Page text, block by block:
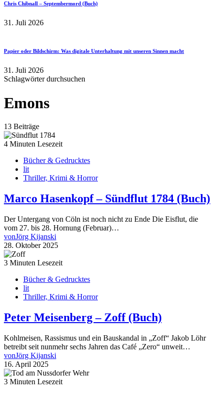
Chris Chibnall – Septembermord (Buch)
31. Juli 2026
Papier oder Bildschirm: Was digitale Unterhaltung mit unseren Sinnen macht
31. Juli 2026
Schlagwörter durchsuchen
Emons
13 Beiträge
4 Minuten Lesezeit
Bücher & Gedrucktes
lit
Thriller, Krimi & Horror
Marco Hasenkopf – Sündflut 1784 (Buch)
Der Untergang von Cöln ist noch nicht zu Ende Die Eisflut, die
vom 27. bis 28. Hornung (Februar)…
vonJörg Kijanski
28. Oktober 2025
3 Minuten Lesezeit
Bücher & Gedrucktes
lit
Thriller, Krimi & Horror
Peter Meisenberg – Zoff (Buch)
Kohlmeisen, Rassismus und ein Bauskandal in „Zoff“ Jakob Löhr
betreibt seit nunmehr sechs Jahren das Café „Zero“ unweit…
vonJörg Kijanski
16. April 2025
3 Minuten Lesezeit